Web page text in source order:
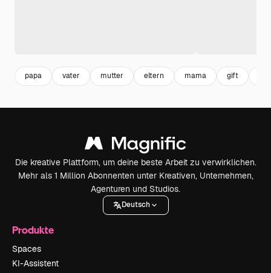
papa vater mutter eltern mama gift
Die kreative Plattform, um deine beste Arbeit zu verwirklichen.
Mehr als 1 Million Abonnenten unter Kreativen, Unternehmen,
Agenturen und Studios.
Deutsch
Produkte
Spaces
KI-Assistent